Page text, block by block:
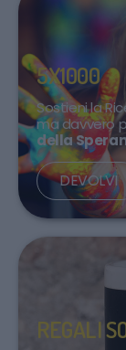
5X1000
Sostieni la
ma davvero
della
DEVOLVI
REGALI